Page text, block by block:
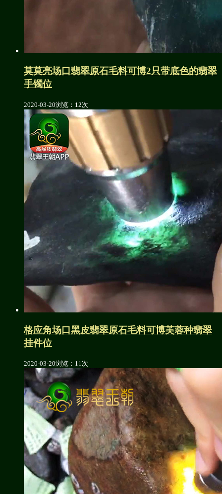
莫莫亮场口翡翠原石毛料可博2只带底色的翡翠
手镯位
2020-03-20浏览：12次
格应角场口黑皮翡翠原石毛料可博芙蓉种翡翠
挂件位
2020-03-20浏览：11次